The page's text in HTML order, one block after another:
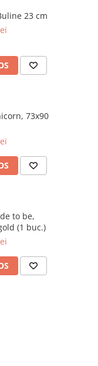
23 cm
73x90
to be,
(1 buc.)